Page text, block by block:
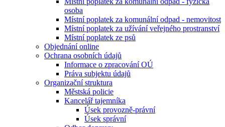
osoba
Místní poplatek za komunální odpad - nemovitost
Místní poplatek za užívání veřejného prostranství
Místní poplatek ze psů
Objednání online
Ochrana osobních údajů
Informace o zpracování OÚ
Práva subjektu údajů
Organizační struktura
Městská policie
Kancelář tajemníka
Úsek provozně-právní
Úsek správní